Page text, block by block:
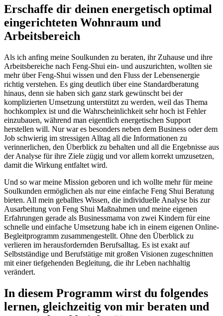
Erschaffe dir deinen energetisch optimal
eingerichteten Wohnraum und
Arbeitsbereich
Als ich anfing meine Soulkunden zu beraten, ihr Zuhause und ihre
Arbeitsbereiche nach Feng-Shui ein- und auszurichten, wollten sie
mehr über Feng-Shui wissen und den Fluss der Lebensenergie
richtig verstehen. Es ging deutlich über eine Standardberatung
hinaus, denn sie haben sich ganz stark gewünscht bei der
komplizierten Umsetzung unterstützt zu werden, weil das Thema
hochkomplex ist und die Wahrscheinlichkeit sehr hoch ist Fehler
einzubauen, während man eigentlich energetischen Support
herstellen will. Nur war es besonders neben dem Business oder dem
Job schwierig im stressigen Alltag all die Informationen zu
verinnerlichen, den Überblick zu behalten und all die Ergebnisse aus
der Analyse für ihre Ziele zügig und vor allem korrekt umzusetzen,
damit die Wirkung entfaltet wird.
Und so war meine Mission geboren und ich wollte mehr für meine
Soulkunden ermöglichen als nur eine einfache Feng Shui Beratung
bieten. All mein geballtes Wissen, die individuelle Analyse bis zur
Ausarbeitung von Feng Shui Maßnahmen und meine eigenen
Erfahrungen gerade als Businessmama von zwei Kindern für eine
schnelle und einfache Umsetzung habe ich in einem eigenen Online-
Begleitprogramm zusammengestellt. Ohne den Überblick zu
verlieren im herausfordernden Berufsalltag. Es ist exakt auf
Selbstständige und Berufstätige mit großen Visionen zugeschnitten
mit einer tiefgehenden Begleitung, die ihr Leben nachhaltig
verändert.
In diesem Programm wirst du folgendes
lernen, gleichzeitig von mir beraten und